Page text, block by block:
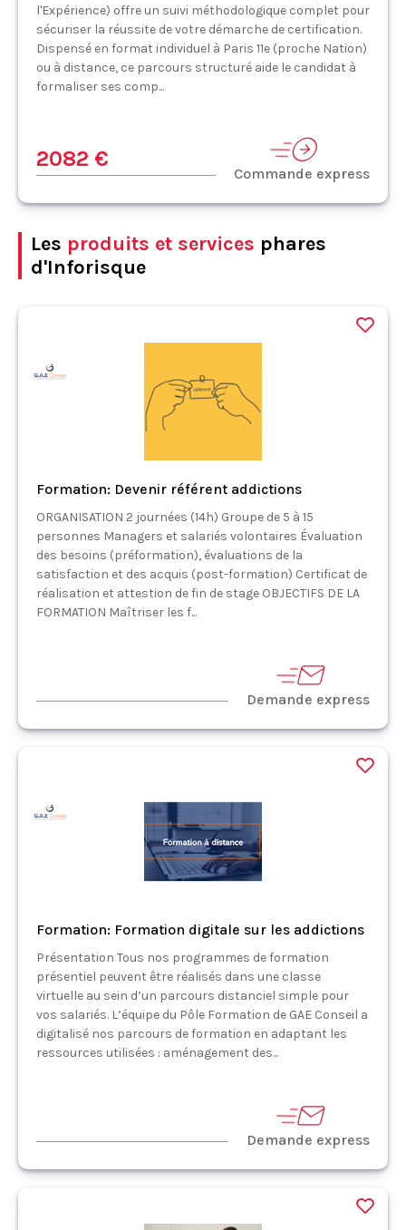
l'Expérience) offre un suivi méthodologique complet pour
sécuriser la réussite de votre démarche de certification.
Dispensé en format individuel à Paris 11e (proche Nation)
ou à distance, ce parcours structuré aide le candidat à
formaliser ses comp...
2082 €
Commande express
Les produits et services phares
d'Inforisque
Formation: Devenir référent addictions
ORGANISATION 2 journées (14h) Groupe de 5 à 15
personnes Managers et salariés volontaires Évaluation
des besoins (préformation), évaluations de la
satisfaction et des acquis (post-formation) Certificat de
réalisation et attestion de fin de stage OBJECTIFS DE LA
FORMATION Maîtriser les f...
Demande express
Formation: Formation digitale sur les addictions
Présentation Tous nos programmes de formation
présentiel peuvent être réalisés dans une classe
virtuelle au sein d’un parcours distanciel simple pour
vos salariés. L’équipe du Pôle Formation de GAE Conseil a
digitalisé nos parcours de formation en adaptant les
ressources utilisées : aménagement des...
Demande express